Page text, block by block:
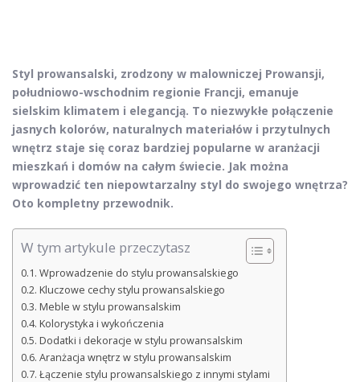
Styl prowansalski, zrodzony w malowniczej Prowansji,
południowo-wschodnim regionie Francji, emanuje
sielskim klimatem i elegancją. To niezwykłe połączenie
jasnych kolorów, naturalnych materiałów i przytulnych
wnętrz staje się coraz bardziej popularne w aranżacji
mieszkań i domów na całym świecie. Jak można
wprowadzić ten niepowtarzalny styl do swojego wnętrza?
Oto kompletny przewodnik.
W tym artykule przeczytasz
Wprowadzenie do stylu prowansalskiego
Kluczowe cechy stylu prowansalskiego
Meble w stylu prowansalskim
Kolorystyka i wykończenia
Dodatki i dekoracje w stylu prowansalskim
Aranżacja wnętrz w stylu prowansalskim
Łączenie stylu prowansalskiego z innymi stylami